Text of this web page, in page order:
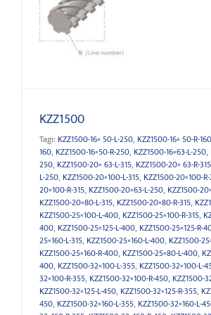
KZZ1500
Tagi: KZZ1500-16× 50-L-250, KZZ1500-16× 50-R-160
160, KZZ1500-16×50-R-250, KZZ1500-16×63-L-250,
250, KZZ1500-20× 63-L-315, KZZ1500-20× 63-R-315
L-250, KZZ1500-20×100-L-315, KZZ1500-20×100-
20×100-R-315, KZZ1500-20×63-L-250, KZZ1500-
KZZ1500-20×80-L-315, KZZ1500-20×80-R-315,
KZZ1500-25×100-L-400, KZZ1500-25×100-R-315,
400, KZZ1500-25×125-L-400, KZZ1500-25×125-R-
25×160-L-315, KZZ1500-25×160-L-400, KZZ1500-
KZZ1500-25×160-R-400, KZZ1500-25×80-L-400,
400, KZZ1500-32×100-L-355, KZZ1500-32×100-L-
32×100-R-355, KZZ1500-32×100-R-450, KZZ1500-
KZZ1500-32×125-L-450, KZZ1500-32×125-R-355,
450, KZZ1500-32×160-L-355, KZZ1500-32×160-L-